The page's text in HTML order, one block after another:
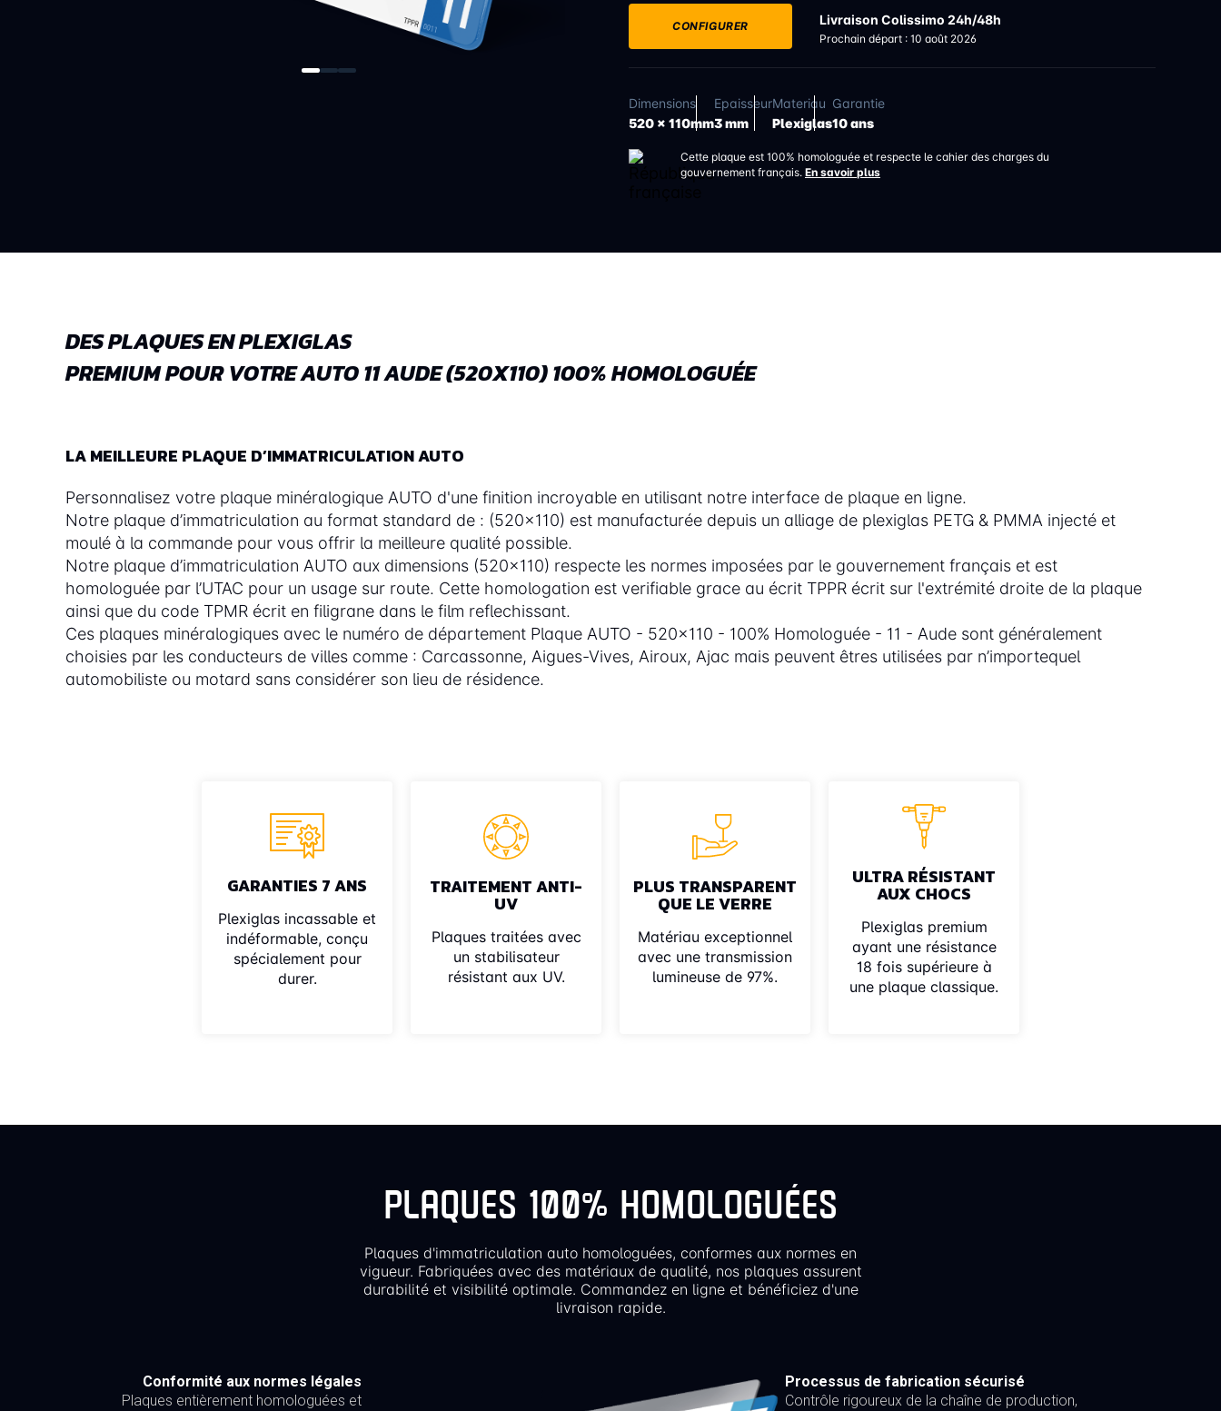
CONFIGURER Livraison Colissimo 24h/48h
Prochain départ : 10 août 2026
Dimensions
520 x 110mm
Epaisseur
3 mm
Materiau
Plexiglas
Garantie
10 ans
Cette plaque est 100% homologuée et respecte le cahier des charges du
gouvernement français. En savoir plus
DES PLAQUES EN PLEXIGLAS
PREMIUM POUR VOTRE AUTO 11 AUDE (520X110) 100% HOMOLOGUÉE
LA MEILLEURE PLAQUE D’IMMATRICULATION AUTO
Personnalisez votre plaque minéralogique AUTO d'une finition incroyable en utilisant notre interface de plaque en ligne.
Notre plaque d’immatriculation au format standard de : (520x110) est manufacturée depuis un alliage de plexiglas PETG & PMMA injecté et
moulé à la commande pour vous offrir la meilleure qualité possible.
Notre plaque d’immatriculation AUTO aux dimensions (520x110) respecte les normes imposées par le gouvernement français et est
homologuée par l’UTAC pour un usage sur route. Cette homologation est verifiable grace au écrit TPPR écrit sur l'extrémité droite de la plaque
ainsi que du code TPMR écrit en filigrane dans le film reflechissant.
Ces plaques minéralogiques avec le numéro de département Plaque AUTO - 520x110 - 100% Homologuée - 11 - Aude sont généralement
choisies par les conducteurs de villes comme : Carcassonne, Aigues-Vives, Airoux, Ajac mais peuvent êtres utilisées par n’importequel
automobiliste ou motard sans considérer son lieu de résidence.
GARANTIES 7 ANS
Plexiglas incassable et
indéformable, conçu
spécialement pour
durer.
TRAITEMENT ANTI-
UV
Plaques traitées avec
un stabilisateur
résistant aux UV.
PLUS TRANSPARENT
QUE LE VERRE
Matériau exceptionnel
avec une transmission
lumineuse de 97%.
ULTRA RÉSISTANT
AUX CHOCS
Plexiglas premium
ayant une résistance
18 fois supérieure à
une plaque classique.
PLAQUES 100% HOMOLOGUÉES
Plaques d'immatriculation auto homologuées, conformes aux normes en
vigueur. Fabriquées avec des matériaux de qualité, nos plaques assurent
durabilité et visibilité optimale. Commandez en ligne et bénéficiez d'une
livraison rapide.
Conformité aux normes légales
Plaques entièrement homologuées et
Processus de fabrication sécurisé
Contrôle rigoureux de la chaîne de production,